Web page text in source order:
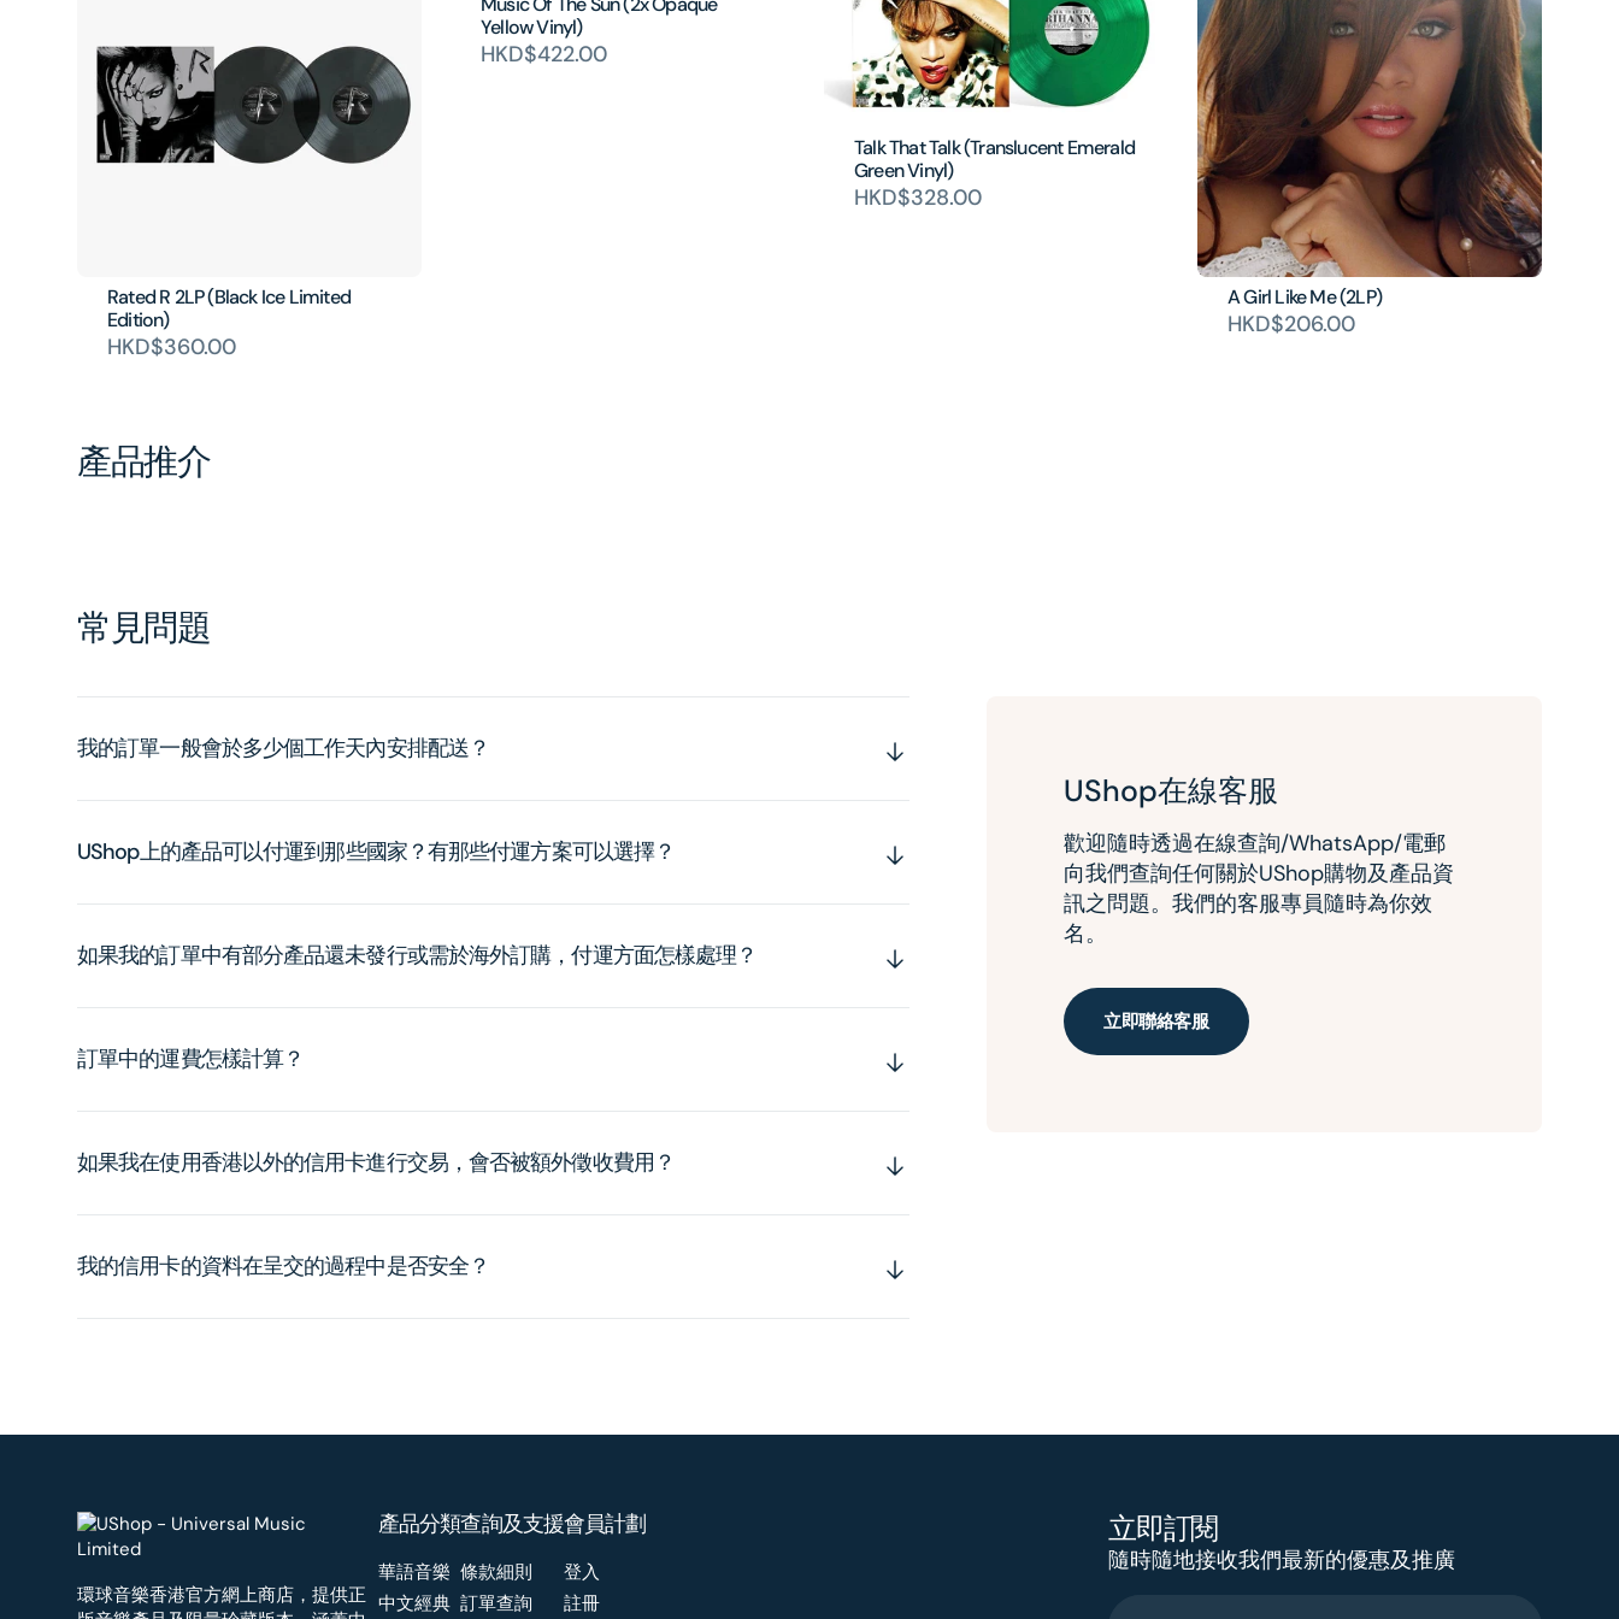
Rated R 2LP (Black Ice Limited
Edition)
HKD$360.00
Yellow Vinyl)
HKD$422.00
Talk That Talk (Translucent Emerald
Green Vinyl)
HKD$328.00
A Girl Like Me (2LP)
HKD$206.00
產品推介
常見問題
我的訂單一般會於多少個工作天內安排配送？
UShop上的產品可以付運到那些國家？有那些付運方案可以選擇？
如果我的訂單中有部分產品還未發行或需於海外訂購，付運方面怎樣處理？
訂單中的運費怎樣計算？
如果我在使用香港以外的信用卡進行交易，會否被額外徵收費用？
我的信用卡的資料在呈交的過程中是否安全？
UShop在線客服
歡迎隨時透過在線查詢/WhatsApp/電郵
向我們查詢任何關於UShop購物及產品資
訊之問題。我們的客服專員隨時為你效
名。
立即聯絡客服
環球音樂香港官方網上商店，提供正
產品分類
華語音樂
中文經典
查詢及支援
條款細則
訂單查詢
會員計劃
登入
註冊
立即訂閱
隨時隨地接收我們最新的優惠及推廣